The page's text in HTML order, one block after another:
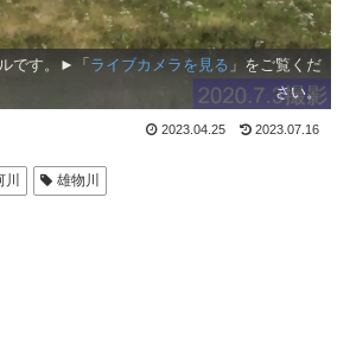
です。►「 ライブカメラを見る 」をご覧くだ
さい。
2023.04.25 2023.07.16
川 雄物川